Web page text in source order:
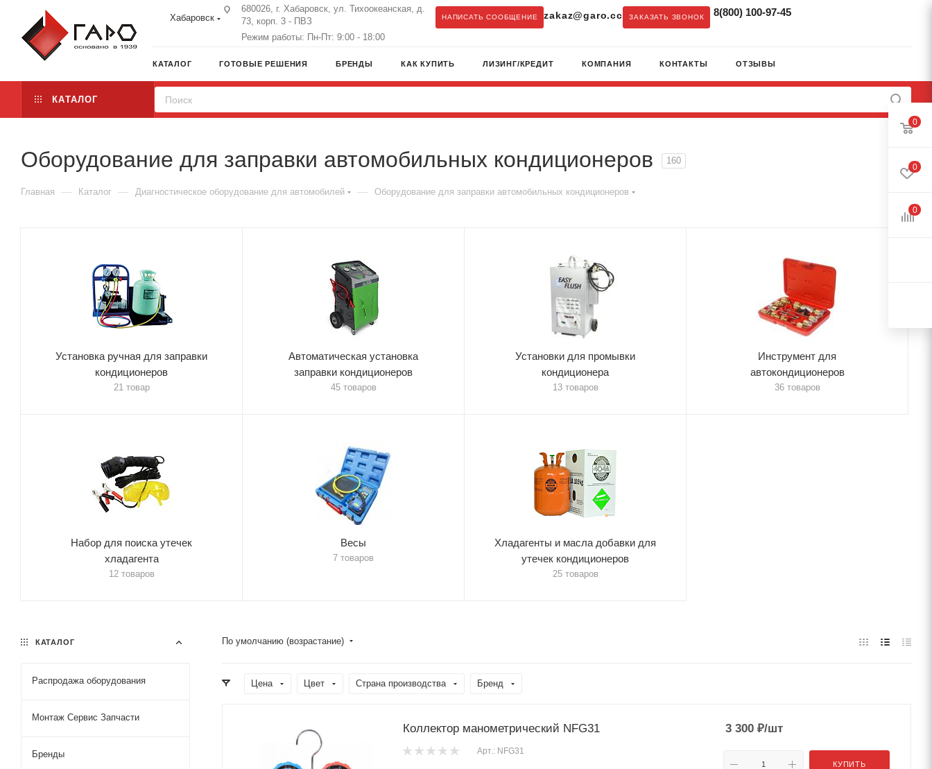
Хабаровск
680026, г. Хабаровск, ул. Тихоокеанская, д.
73, корп. 3 - ПВЗ
Режим работы: Пн-Пт: 9:00 - 18:00
НАПИСАТЬ СООБЩЕНИЕ zakaz@garo.cc ЗАКАЗАТЬ ЗВОНОК 8(800) 100-97-45
КАТАЛОГ ГОТОВЫЕ РЕШЕНИЯ БРЕНДЫ КАК КУПИТЬ ЛИЗИНГ/КРЕДИТ КОМПАНИЯ КОНТАКТЫ ОТЗЫВЫ
КАТАЛОГ
Оборудование для заправки автомобильных кондиционеров 160
Главная — Каталог — Диагностическое оборудование для автомобилей — Оборудование для заправки автомобильных кондиционеров
Установка ручная для заправки
кондиционеров
21 товар
Автоматическая установка
заправки кондиционеров
45 товаров
Установки для промывки
кондиционера
13 товаров
Инструмент для
автокондиционеров
36 товаров
Набор для поиска утечек
хладагента
12 товаров
Весы
7 товаров
Хладагенты и масла добавки для
утечек кондиционеров
25 товаров
По умолчанию (возрастание)
Цена Цвет Страна производства Бренд
Коллектор манометрический NFG31
Арт.: NFG31
3 300 ₽/шт
КУПИТЬ
КАТАЛОГ
Распродажа оборудования
Монтаж Сервис Запчасти
Бренды
0
0
0